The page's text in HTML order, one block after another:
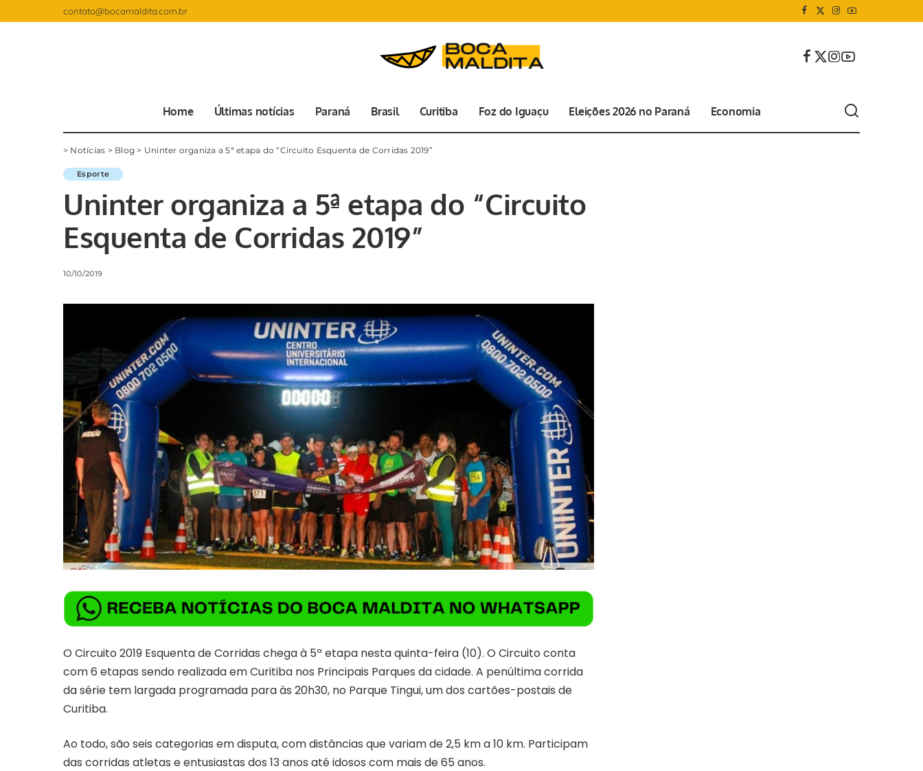
contato@bocamaldita.com.br
Home Últimas notícias Paraná Brasil Curitiba Foz do Iguaçu Eleições 2026 no Paraná Economia
> Notícias > Blog > Uninter organiza a 5ª etapa do “Circuito Esquenta de Corridas 2019”
Esporte
Uninter organiza a 5ª etapa do “Circuito
Esquenta de Corridas 2019”
10/10/2019
O Circuito 2019 Esquenta de Corridas chega à 5ª etapa nesta quinta-feira (10). O Circuito conta
com 6 etapas sendo realizada em Curitiba nos Principais Parques da cidade. A penúltima corrida
da série tem largada programada para às 20h30, no Parque Tingui, um dos cartões-postais de
Curitiba.
Ao todo, são seis categorias em disputa, com distâncias que variam de 2,5 km a 10 km. Participam
das corridas atletas e entusiastas dos 13 anos até idosos com mais de 65 anos.